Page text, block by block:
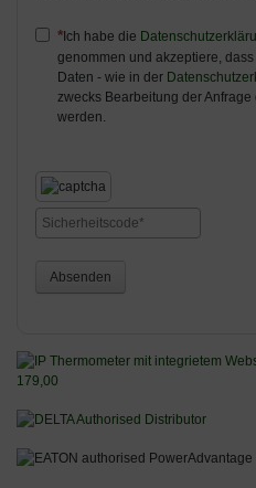
Ich habe die
genommen und akzeptiere,
Daten - wie in der
zwecks Bearbeitung der
werden.
Absenden